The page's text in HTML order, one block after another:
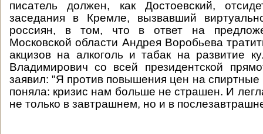
писатель должен, как Достоевский,
заседания в Кремле, вызвавший
россиян, в том, что в ответ на
Московской области Андрея Воробьева
акцизов на алкоголь и табак на развитие
Владимирович со всей президентской
заявил: "Я против повышения цен на спиртные
поняла: кризис нам больше не страшен. И
не только в завтрашнем, но и в